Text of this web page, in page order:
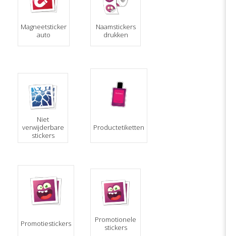
Magneetsticker
auto
Naamstickers
drukken
Niet
verwijderbare
stickers
Productetiketten
Promotiestickers
Promotionele
stickers